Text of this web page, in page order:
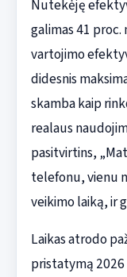
Nutekėję
galimas 41
vartojimo
didesnis
skamba kaip
realaus
pasitvirtins,
telefonu, vienu
veikimo laiką, ir
Laikas atrodo
pristatymą